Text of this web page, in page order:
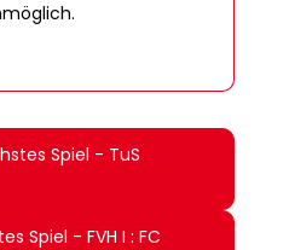
Spiel - TuS
Spiel - FVH I : FC